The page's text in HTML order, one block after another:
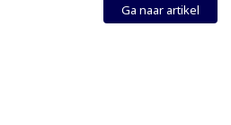
Ga naar artikel